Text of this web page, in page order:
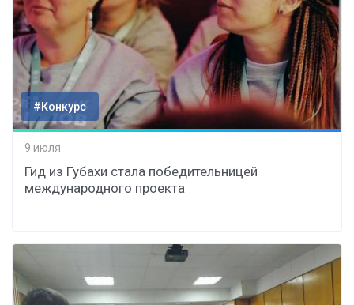
#Конкурс
9 июля
Гид из Губахи стала победительницей
международного проекта